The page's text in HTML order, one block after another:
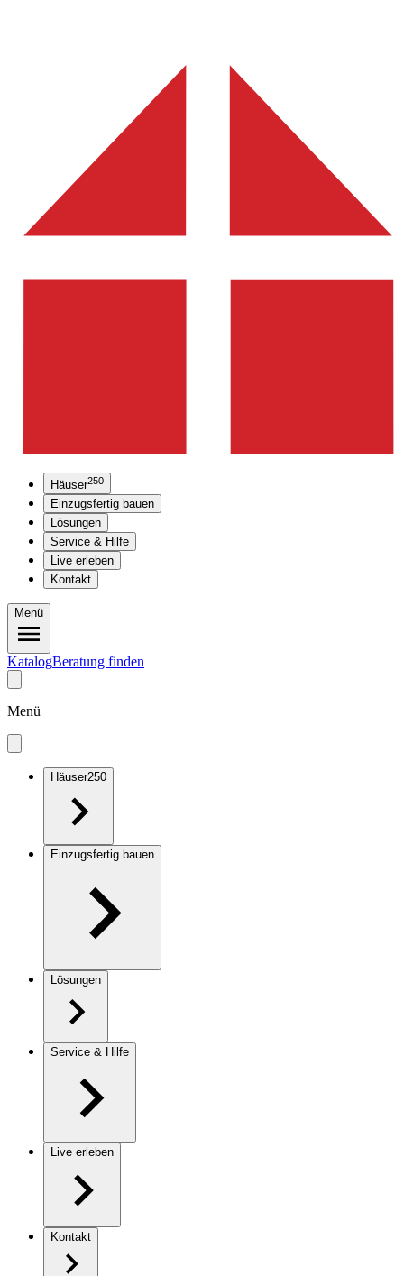
Häuser250
Einzugsfertig bauen
Lösungen
Service & Hilfe
Live erleben
Kontakt
Menü
KatalogBeratung finden
Menü
Häuser250
Einzugsfertig bauen
Lösungen
Service & Hilfe
Live erleben
Kontakt